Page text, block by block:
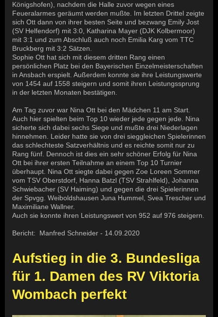
Königshofen), nachdem die Halle zuvor wegen eines
Feueralarmes geräumt werden mußte. Im letzten Drittel zeigte
sich Ott dann von ihrer besten Seite und bezwang Emily Jost
(SV Helfendorf) mit 3:0, Katharina Mayer (DJK Kolbermoor)
mit 3:1 und zum Abschluß auch noch Emilia Karg vom TTC
Bruckberg mit 3:2 Sätzen.
Sophie Ott hat sich mit diesem dritten Rang einen
persönlichen Platz bei den Bayerischen Einzelmeisterschaften
in Ansbach erspielt. Außerdem konnte sie ihre Leistungswerte
von 1454 auf 1558 steigern und somit ihren Leistungssprung
in der letzten Monaten bestätigen.
Am Tag zuvor war Nina Ott bei den Mädchen 11 am Start.
Auch hier spielten beim Top 10 wieder jede gegen jede. Nina
sicherte sich dabei sechs Siege und mußte drei Niederlagen
hinnehmen. Leider hatte sie von drei sieggleichen Spielerinnen
das schlechteste Satzverhältnis und es reichte somit nur zu
Rang fünf. Dennoch ist dies ein sehr schöner Erfolg für Nina
Ott bei ihrer ersten Teilnahme an einem Top 10 Turnier
überhaupt. Nina Ott siegte dabei gegen Zoe Loreen Sommer
vom TSV Oberstdorf, Hanna Batzl (TSV Strahlfeld), Johanna
Schwiebacher (SV Haiming) und gegen die drei Spielerinnen
der Spvgg. Weiboldshausen Juna Hummel, Svea Trescher und
Maximiliane Wallner.
Auch sie konnte ihren Leistungswert von 952 auf 976 steigern.
Bericht: Manfred Schneider - 14.09.2020
Aufstieg in die 3. Bundesliga
für 1. Damen des RV Viktoria
Wombach perfekt